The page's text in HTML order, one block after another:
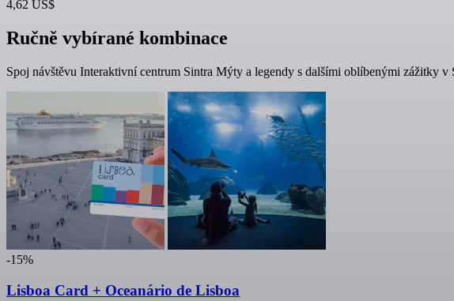
4,62 US$
Ručně vybírané kombinace
Spoj návštěvu Interaktivní centrum Sintra Mýty a legendy s dalšími oblíbenými zážitky v
-15%
Lisboa Card + Oceanário de Lisboa